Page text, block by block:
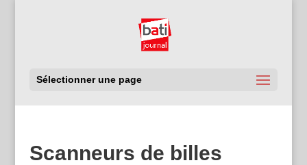
Sélectionner une page
Scanneurs de billes